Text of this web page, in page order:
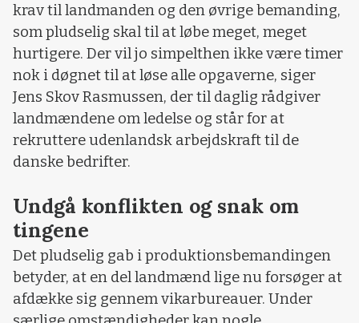
krav til landmanden og den øvrige bemanding,
som pludselig skal til at løbe meget, meget
hurtigere. Der vil jo simpelthen ikke være timer
nok i døgnet til at løse alle opgaverne, siger
Jens Skov Rasmussen, der til daglig rådgiver
landmændene om ledelse og står for at
rekruttere udenlandsk arbejdskraft til de
danske bedrifter.
Undgå konflikten og snak om
tingene
Det pludselig gab i produktionsbemandingen
betyder, at en del landmænd lige nu forsøger at
afdække sig gennem vikarbureauer. Under